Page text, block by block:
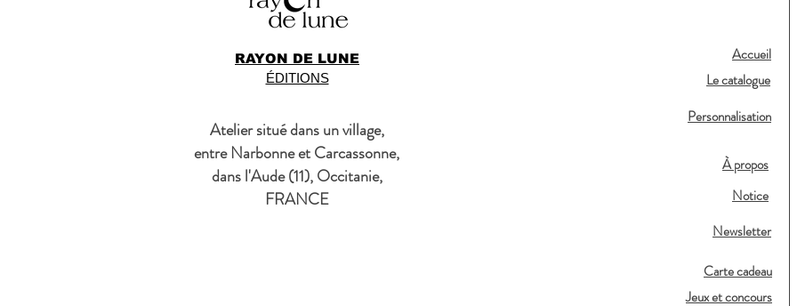
RAYON DE LUNE
ÉDITIONS
Accueil
Le catalogue
Atelier situé dans un village,
entre Narbonne et Carcassonne,
dans l'Aude (11), Occitanie,
FRANCE
Personnalisation
À propos
Notice
Newsletter
Carte cadeau
Jeux et concours